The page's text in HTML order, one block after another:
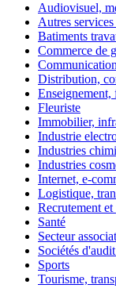
Audiovisuel,
Autres
Batiments
Commerce de
Distribution,
Enseignement,
Fleuriste
Immobilier,
Industrie
Industries
Industries
Internet, e-
Logistique,
Recrutement
Santé
Secteur
Sociétés
Sports
Tourisme,